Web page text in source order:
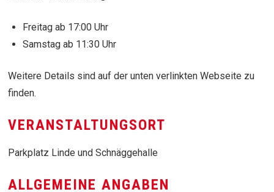
Freitag ab 17:00 Uhr
Samstag ab 11:30 Uhr
Weitere Details sind auf der unten verlinkten Webseite zu
finden.
VERANSTALTUNGSORT
Parkplatz Linde und Schnäggehalle
ALLGEMEINE ANGABEN